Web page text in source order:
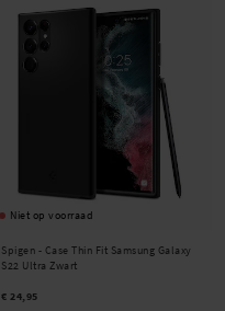
Niet op voorraad
Spigen - Case Thin Fit Samsung Galaxy
S22 Ultra Zwart
€ 24,95